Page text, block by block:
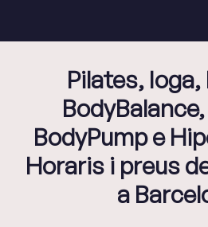
Pilates,
BodyPump e
Horaris i preus
a